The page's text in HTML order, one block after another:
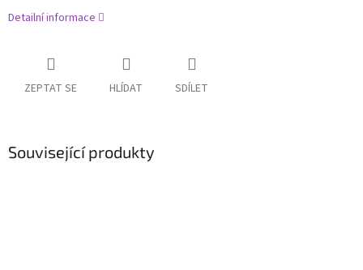
Detailní informace
ZEPTAT SE HLÍDAT SDÍLET
Související produkty